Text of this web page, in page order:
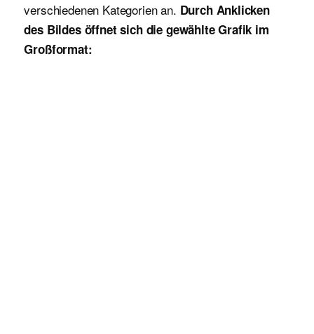
verschiedenen Kategorien an. Durch Anklicken
des Bildes öffnet sich die gewählte Grafik im
Großformat: